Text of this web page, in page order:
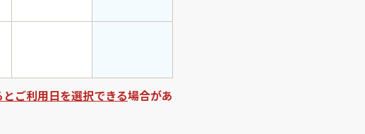
とご利用日を選択できる場合があ